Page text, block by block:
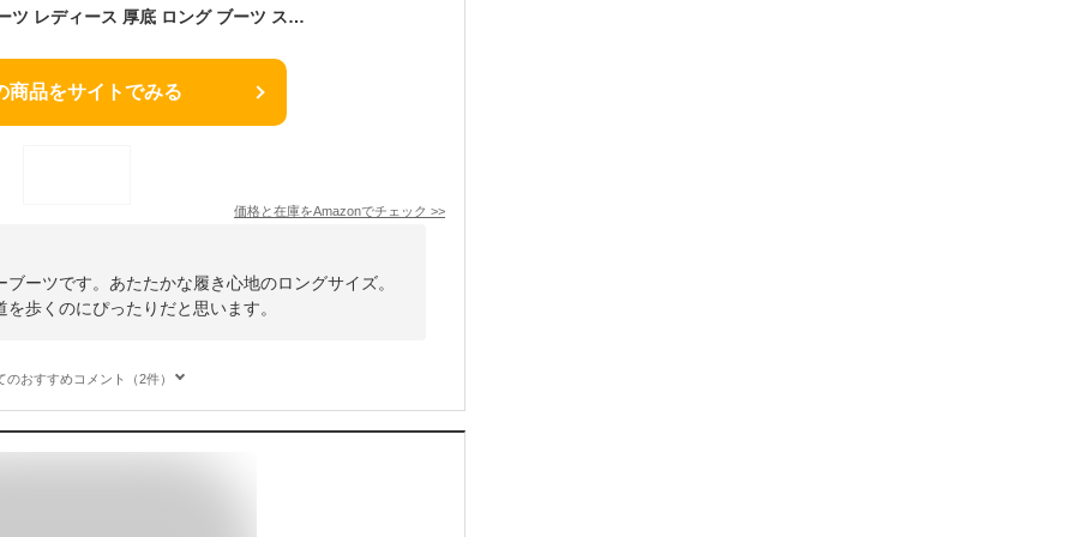
[GN2AAIL] スノーブーツ レディース 厚底 ロング ブーツ スノーシューズ ダウンブーツ ロングスノーブーツ 長くつ 長靴 雪 雪用 ウインターブーツ キャンプ フェス ガーデニング 防水 防滑 撥水 防寒シューズ ブラック 防寒靴 ダウン ボアブーツ 26.5cm
商品をサイトでみる
価格と在庫をAmazonでチェック >>
ーツです。あたたかな履き心地のロングサイズ。
歩くのにぴったりだと思います。
のおすすめコメント（2件）